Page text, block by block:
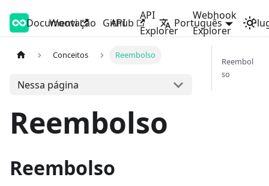
Woovi Developers
Documentação API
API
Explorer
Webhook
Explorer
Woovi Github Português
Conceitos Reembolso
Nessa página
Reembolso
Reembolso
Reembol
so